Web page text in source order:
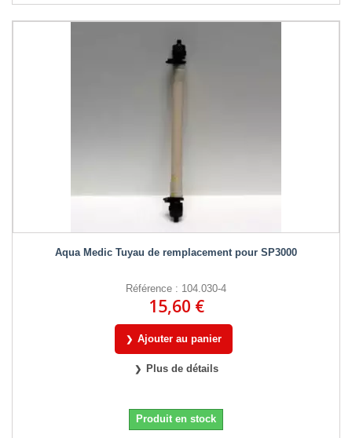
Aqua Medic Tuyau de remplacement pour SP3000
Référence : 104.030-4
15,60 €
Ajouter au panier
Plus de détails
Produit en stock